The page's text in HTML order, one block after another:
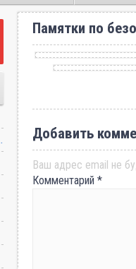
организацией
Памятки по
Добавить
Ваш адрес email не
Комментарий *